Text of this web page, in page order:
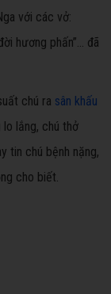
với các vở:
hương phấn”… đã
chú ra sân khấu
lắng, chú thở
tin chú bệnh nặng,
cho biết.